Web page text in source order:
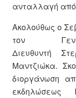
ανταλλαγή
Ακολούθως ο
τον Γενικό
Διευθυντή
Μαντζιώκα.
διοργάνωση
εκδηλώσεως